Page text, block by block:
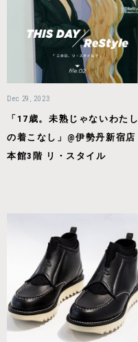
Dec 29, 2023
「17歳。未熟じゃないわたし
の着こなし」@伊勢丹新宿店
本館3階 リ・スタイル